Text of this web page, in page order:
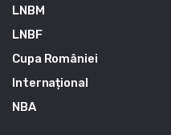
LNBM
LNBF
Cupa României
Internațional
NBA